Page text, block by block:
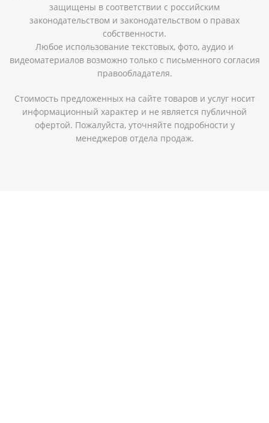
защищены в соответствии с российским
законодательством и законодательством о правах
собственности.
Любое использование текстовых, фото, аудио и
видеоматериалов возможно только с письменного согласия
правообладателя.
Стоимость предложенных на сайте товаров и услуг носит
информационный характер и не является публичной
офертой. Пожалуйста, уточняйте подробности у
менеджеров отдела продаж.